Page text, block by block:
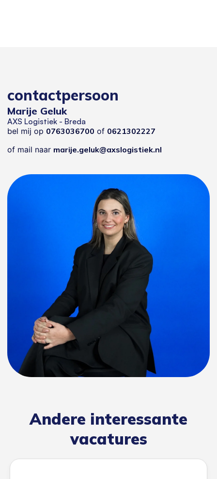
contactpersoon
Marije Geluk
AXS Logistiek - Breda
bel mij op 0763036700 of 0621302227
of mail naar marije.geluk@axslogistiek.nl
Andere interessante
vacatures